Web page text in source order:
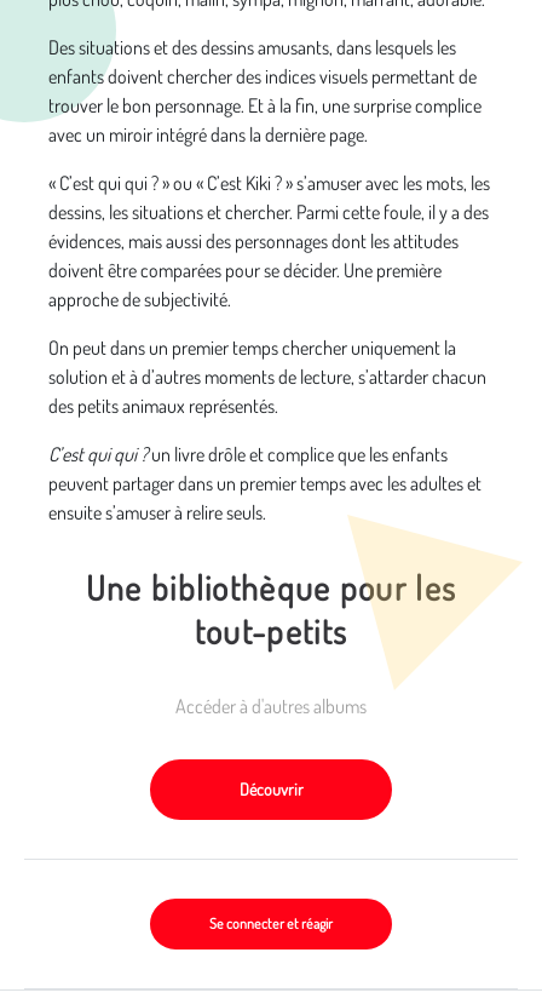
Des situations et des dessins amusants, dans lesquels les
enfants doivent chercher des indices visuels permettant de
trouver le bon personnage. Et à la fin, une surprise complice
avec un miroir intégré dans la dernière page.
« C’est qui qui ? » ou « C’est Kiki ? » s’amuser avec les mots, les
dessins, les situations et chercher. Parmi cette foule, il y a des
évidences, mais aussi des personnages dont les attitudes
doivent être comparées pour se décider. Une première
approche de subjectivité.
On peut dans un premier temps chercher uniquement la
solution et à d’autres moments de lecture, s’attarder chacun
des petits animaux représentés.
C’est qui qui ?un livre drôle et complice que les enfants
peuvent partager dans un premier temps avec les adultes et
ensuite s’amuser à relire seuls.
Une bibliothèque pour les
tout-petits
Accéder à d'autres albums
Découvrir
Se connecter et réagir